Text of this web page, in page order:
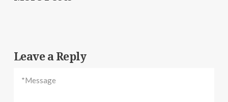
Leave a Reply